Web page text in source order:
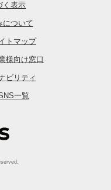
く表示
について
トマップ
様向け窓口
ビリティ
一覧